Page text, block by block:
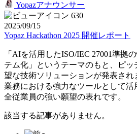
Yopazアナウンサー
630
2025/09/15
Yopaz Hackathon 2025 開催レポート
「AIを活用したISO/IEC 27001準拠
テム化」というテーマのもと、ピ
望な技術ソリューションが発表さ
業務における強力なツールとして活
全従業員の強い願望の表れです。
該当する記事がありません。